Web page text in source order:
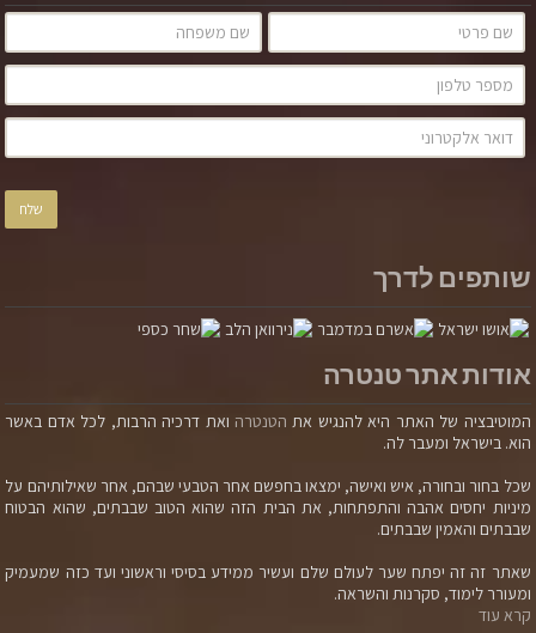
שותפים לדרך
אודות אתר טנטרה
המוטיבציה של האתר היא להנגיש את הטנטרה ואת דרכיה הרבות, לכל אדם באשר
הוא. בישראל ומעבר לה.
שכל בחור ובחורה, איש ואישה, ימצאו בחפשם אחר הטבעי שבהם, אחר שאילותיהם על
מיניות יחסים אהבה והתפתחות, את הבית הזה שהוא הטוב שבבתים, שהוא הבטוח
שבבתים והאמין שבבתים.
שאתר זה זה יפתח שער לעולם שלם ועשיר ממידע בסיסי וראשוני ועד כזה שמעמיק
ומעורר לימוד, סקרנות והשראה.
קרא עוד